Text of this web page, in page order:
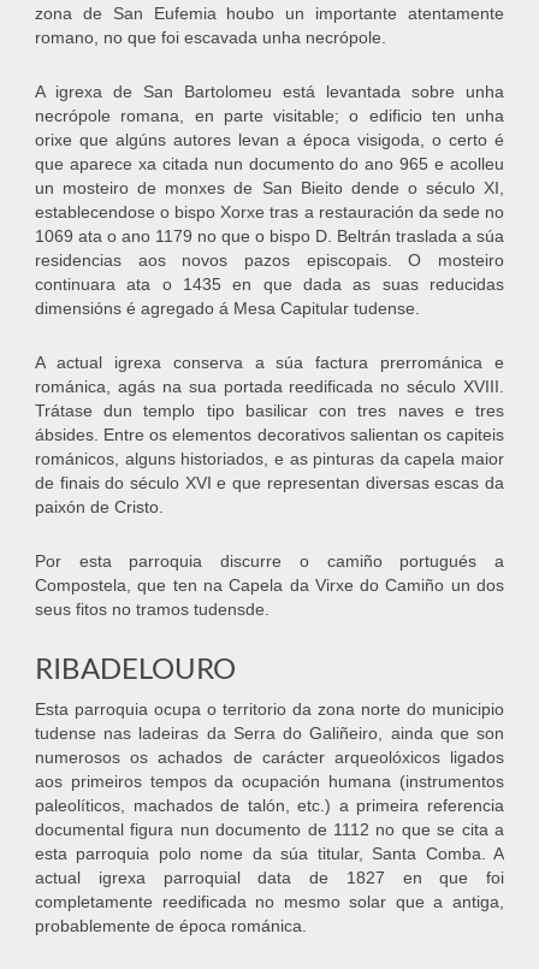
zona de San Eufemia houbo un importante atentamente
romano, no que foi escavada unha necrópole.
A igrexa de San Bartolomeu está levantada sobre unha
necrópole romana, en parte visitable; o edificio ten unha
orixe que algúns autores levan a época visigoda, o certo é
que aparece xa citada nun documento do ano 965 e acolleu
un mosteiro de monxes de San Bieito dende o século XI,
establecendose o bispo Xorxe tras a restauración da sede no
1069 ata o ano 1179 no que o bispo D. Beltrán traslada a súa
residencias aos novos pazos episcopais. O mosteiro
continuara ata o 1435 en que dada as suas reducidas
dimensións é agregado á Mesa Capitular tudense.
A actual igrexa conserva a súa factura prerrománica e
románica, agás na sua portada reedificada no século XVIII.
Trátase dun templo tipo basilicar con tres naves e tres
ábsides. Entre os elementos decorativos salientan os capiteis
románicos, alguns historiados, e as pinturas da capela maior
de finais do século XVI e que representan diversas escas da
paixón de Cristo.
Por esta parroquia discurre o camiño portugués a
Compostela, que ten na Capela da Virxe do Camiño un dos
seus fitos no tramos tudensde.
RIBADELOURO
Esta parroquia ocupa o territorio da zona norte do municipio
tudense nas ladeiras da Serra do Galiñeiro, ainda que son
numerosos os achados de carácter arqueolóxicos ligados
aos primeiros tempos da ocupación humana (instrumentos
paleolíticos, machados de talón, etc.) a primeira referencia
documental figura nun documento de 1112 no que se cita a
esta parroquia polo nome da súa titular, Santa Comba. A
actual igrexa parroquial data de 1827 en que foi
completamente reedificada no mesmo solar que a antiga,
probablemente de época románica.